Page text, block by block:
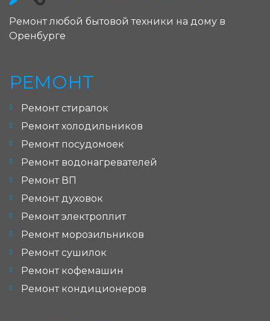
Ремонт любой бытовой техники на дому в
Оренбурге
РЕМОНТ
Ремонт стиралок
Ремонт холодильников
Ремонт посудомоек
Ремонт водонагревателей
Ремонт ВП
Ремонт духовок
Ремонт электроплит
Ремонт морозильников
Ремонт сушилок
Ремонт кофемашин
Ремонт кондиционеров